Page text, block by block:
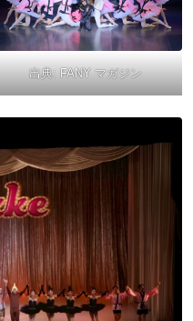
出典: FANY マガジン